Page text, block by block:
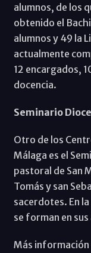
alumnos, de los
obtenido el
alumnos y 49 la
actualmente
12 encargados,
docencia.
Seminario
Otro de los
Málaga es el
pastoral de San
Tomás y san
sacerdotes. En
se forman en sus
Más información